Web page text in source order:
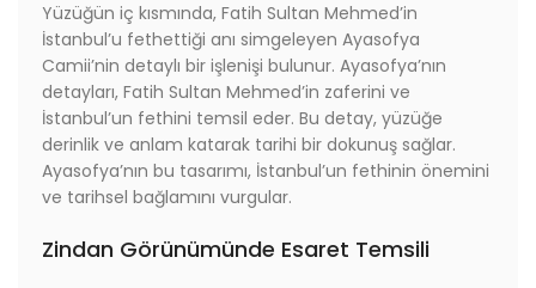
Yüzüğün iç kısmında, Fatih Sultan Mehmed’in
İstanbul’u fethettiği anı simgeleyen Ayasofya
Camii’nin detaylı bir işlenişi bulunur. Ayasofya’nın
detayları, Fatih Sultan Mehmed’in zaferini ve
İstanbul’un fethini temsil eder. Bu detay, yüzüğe
derinlik ve anlam katarak tarihi bir dokunuş sağlar.
Ayasofya’nın bu tasarımı, İstanbul’un fethinin önemini
ve tarihsel bağlamını vurgular.
Zindan Görünümünde Esaret Temsili